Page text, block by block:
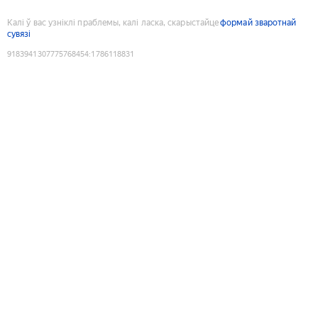
Калі ў вас узніклі праблемы, калі ласка, скарыстайцеформай зваротнай
сувязі
9183941307775768454:1786118831